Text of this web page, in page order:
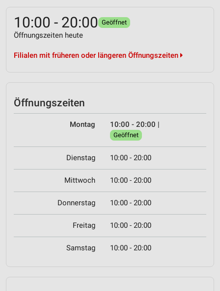
10:00 - 20:00 Geöffnet
Öffnungszeiten heute
Filialen mit früheren oder längeren Öffnungszeiten
Öffnungszeiten
Montag 10:00 - 20:00 |
Geöffnet
Dienstag 10:00 - 20:00
Mittwoch 10:00 - 20:00
Donnerstag 10:00 - 20:00
Freitag 10:00 - 20:00
Samstag 10:00 - 20:00